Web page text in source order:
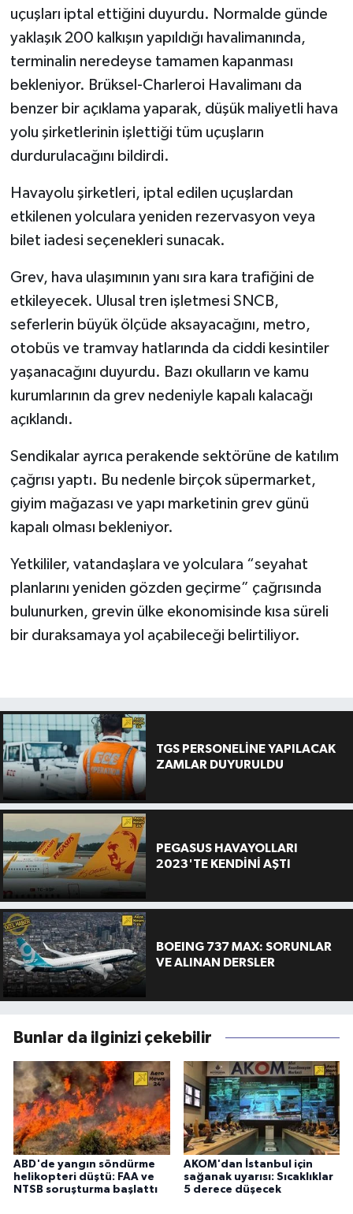
uçuşları iptal ettiğini duyurdu. Normalde günde
yaklaşık 200 kalkışın yapıldığı havalimanında,
terminalin neredeyse tamamen kapanması
bekleniyor. Brüksel-Charleroi Havalimanı da
benzer bir açıklama yaparak, düşük maliyetli hava
yolu şirketlerinin işlettiği tüm uçuşların
durdurulacağını bildirdi.
Havayolu şirketleri, iptal edilen uçuşlardan
etkilenen yolculara yeniden rezervasyon veya
bilet iadesi seçenekleri sunacak.
Grev, hava ulaşımının yanı sıra kara trafiğini de
etkileyecek. Ulusal tren işletmesi SNCB,
seferlerin büyük ölçüde aksayacağını, metro,
otobüs ve tramvay hatlarında da ciddi kesintiler
yaşanacağını duyurdu. Bazı okulların ve kamu
kurumlarının da grev nedeniyle kapalı kalacağı
açıklandı.
Sendikalar ayrıca perakende sektörüne de katılım
çağrısı yaptı. Bu nedenle birçok süpermarket,
giyim mağazası ve yapı marketinin grev günü
kapalı olması bekleniyor.
Yetkililer, vatandaşlara ve yolculara “seyahat
planlarını yeniden gözden geçirme” çağrısında
bulunurken, grevin ülke ekonomisinde kısa süreli
bir duraksamaya yol açabileceği belirtiliyor.
TGS PERSONELİNE YAPILACAK
ZAMLAR DUYURULDU
PEGASUS HAVAYOLLARI
2023'TE KENDİNİ AŞTI
BOEING 737 MAX: SORUNLAR
VE ALINAN DERSLER
Bunlar da ilginizi çekebilir
ABD'de yangın söndürme
helikopteri düştü: FAA ve
NTSB soruşturma başlattı
AKOM'dan İstanbul için
sağanak uyarısı: Sıcaklıklar
5 derece düşecek